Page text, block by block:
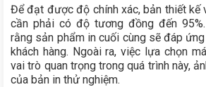
Để đạt được độ chính xác, bản thiết kế
cần phải có độ tương đồng đến
rằng sản phẩm in cuối cùng sẽ đáp
khách hàng. Ngoài ra, việc lựa chọn
vai trò quan trọng trong quá trình này,
của bản in thử nghiệm.